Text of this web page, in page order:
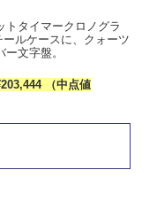
トタイマークロノグラ
ルケースに、クォーツ
文字盤。
（中点値